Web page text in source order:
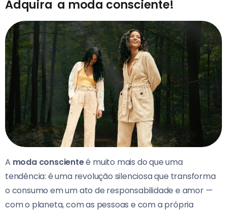
Adquira a moda consciente!
A moda conscienteé muito mais do que uma
tendência: é uma revolução silenciosa que transforma
o consumo em um ato de responsabilidade e amor —
com o planeta, com as pessoas e com a própria